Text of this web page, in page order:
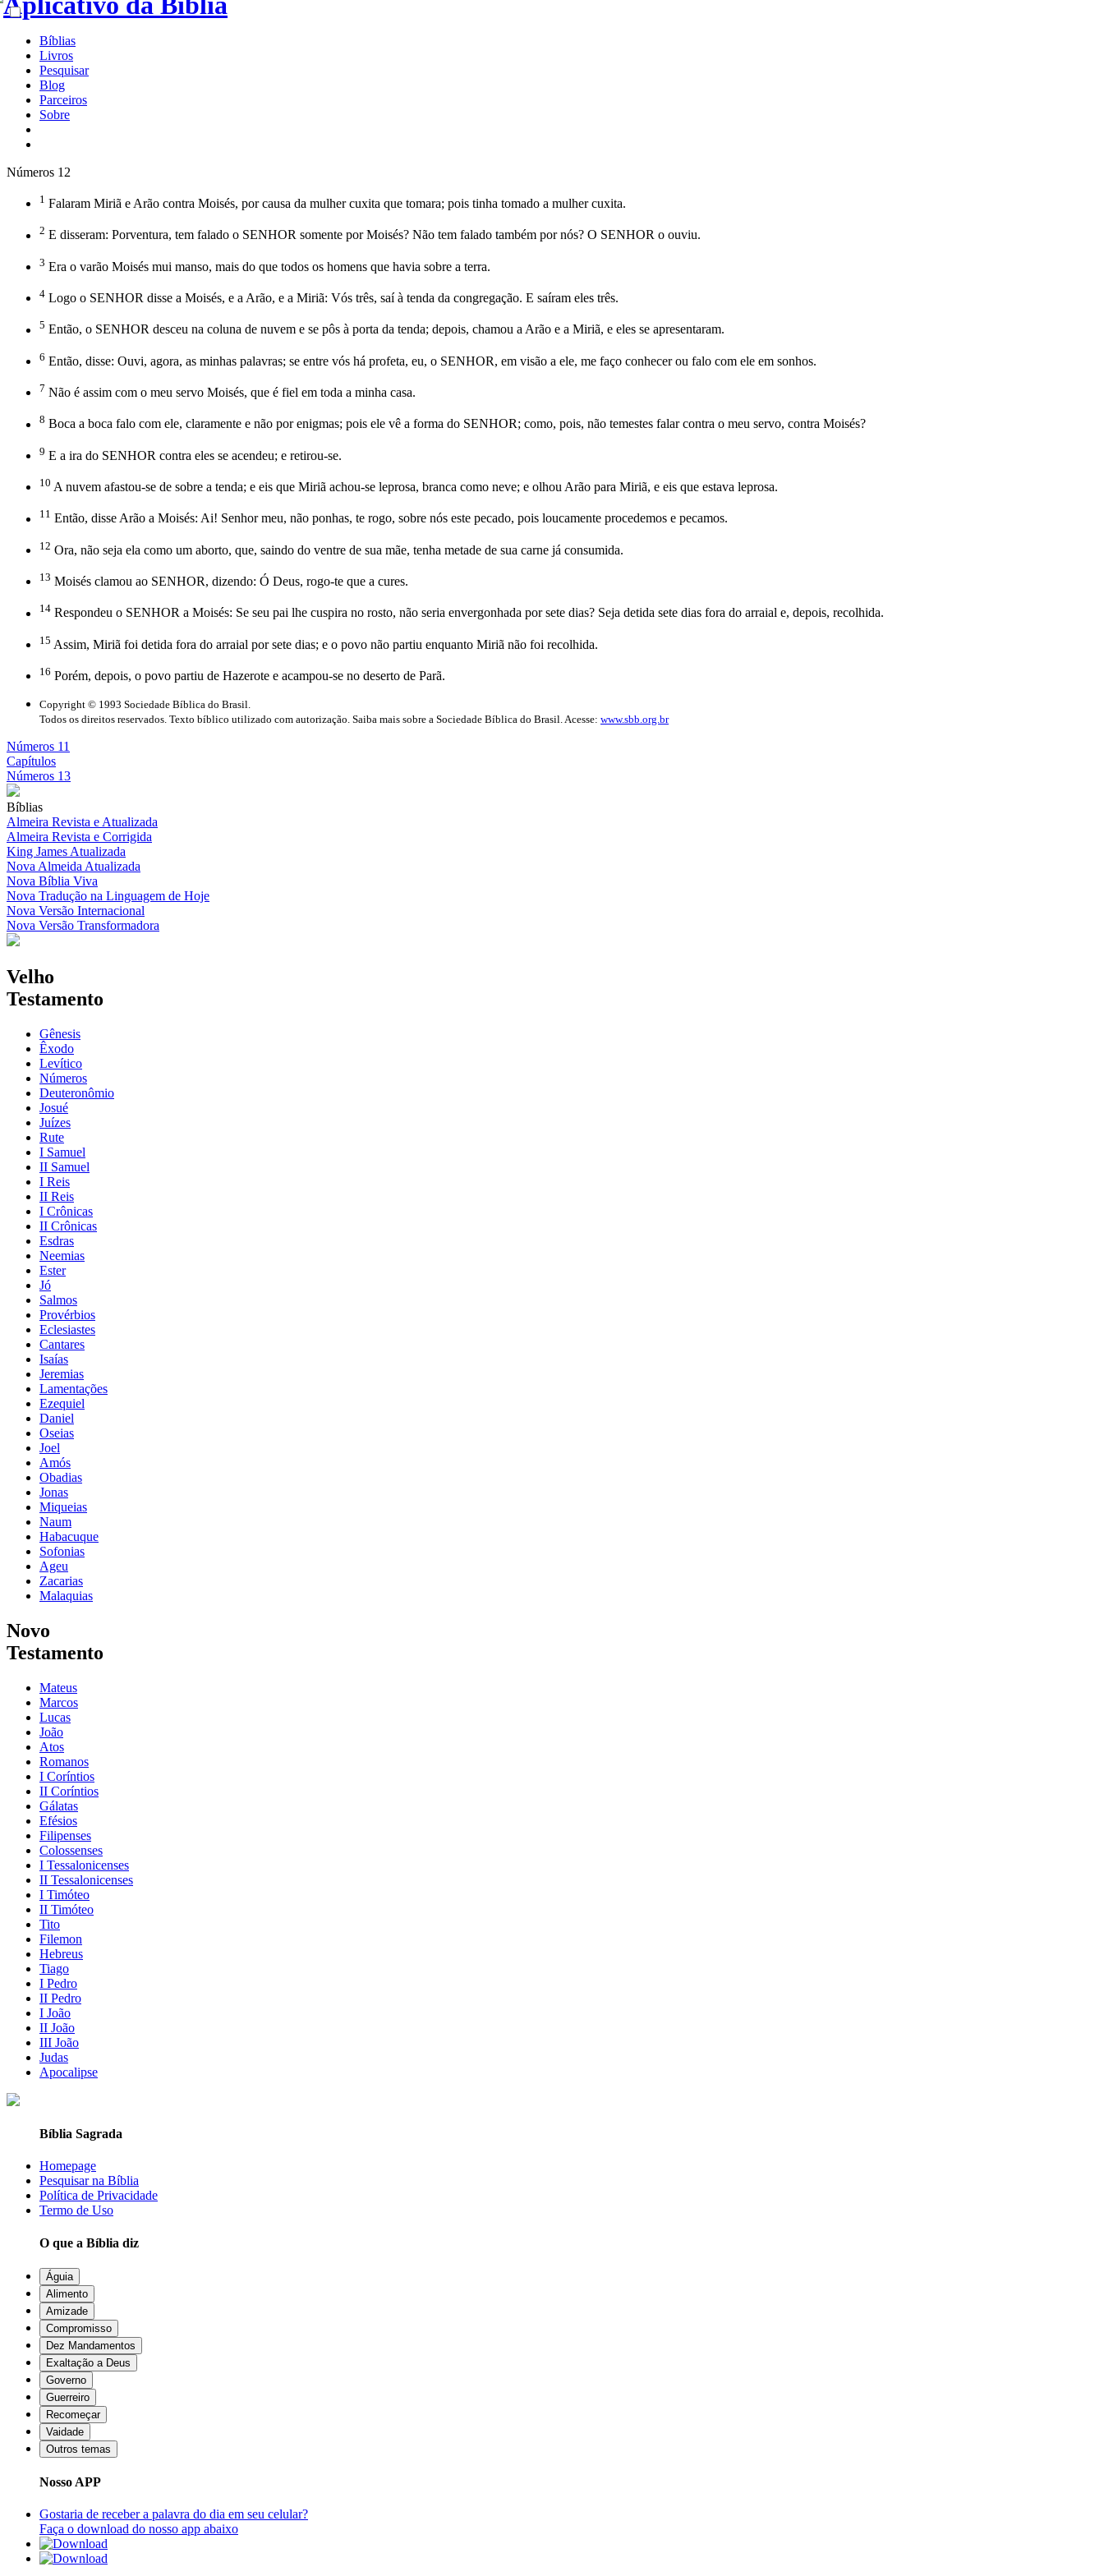
Bíblias
Livros
Pesquisar
Blog
Parceiros
Sobre
Números 12
1 Falaram Miriã e Arão contra Moisés, por causa da mulher cuxita que tomara; pois tinha tomado a mulher cuxita.
2 E disseram: Porventura, tem falado o SENHOR somente por Moisés? Não tem falado também por nós? O SENHOR o ouviu.
3 Era o varão Moisés mui manso, mais do que todos os homens que havia sobre a terra.
4 Logo o SENHOR disse a Moisés, e a Arão, e a Miriã: Vós três, saí à tenda da congregação. E saíram eles três.
5 Então, o SENHOR desceu na coluna de nuvem e se pôs à porta da tenda; depois, chamou a Arão e a Miriã, e eles se apresentaram.
6 Então, disse: Ouvi, agora, as minhas palavras; se entre vós há profeta, eu, o SENHOR, em visão a ele, me faço conhecer ou falo com ele em sonhos.
7 Não é assim com o meu servo Moisés, que é fiel em toda a minha casa.
8 Boca a boca falo com ele, claramente e não por enigmas; pois ele vê a forma do SENHOR; como, pois, não temestes falar contra o meu servo, contra Moisés?
9 E a ira do SENHOR contra eles se acendeu; e retirou-se.
10 A nuvem afastou-se de sobre a tenda; e eis que Miriã achou-se leprosa, branca como neve; e olhou Arão para Miriã, e eis que estava leprosa.
11 Então, disse Arão a Moisés: Ai! Senhor meu, não ponhas, te rogo, sobre nós este pecado, pois loucamente procedemos e pecamos.
12 Ora, não seja ela como um aborto, que, saindo do ventre de sua mãe, tenha metade de sua carne já consumida.
13 Moisés clamou ao SENHOR, dizendo: Ó Deus, rogo-te que a cures.
14 Respondeu o SENHOR a Moisés: Se seu pai lhe cuspira no rosto, não seria envergonhada por sete dias? Seja detida sete dias fora do arraial e, depois, recolhida.
15 Assim, Miriã foi detida fora do arraial por sete dias; e o povo não partiu enquanto Miriã não foi recolhida.
16 Porém, depois, o povo partiu de Hazerote e acampou-se no deserto de Parã.
Copyright © 1993 Sociedade Bíblica do Brasil.
Todos os direitos reservados. Texto bíblico utilizado com autorização. Saiba mais sobre a Sociedade Bíblica do Brasil. Acesse: www.sbb.org.br
Números 11
Capítulos
Números 13
Bíblias
Almeira Revista e Atualizada
Almeira Revista e Corrigida
King James Atualizada
Nova Almeida Atualizada
Nova Bíblia Viva
Nova Tradução na Linguagem de Hoje
Nova Versão Internacional
Nova Versão Transformadora
Velho
Testamento
Gênesis
Êxodo
Levítico
Números
Deuteronômio
Josué
Juízes
Rute
I Samuel
II Samuel
I Reis
II Reis
I Crônicas
II Crônicas
Esdras
Neemias
Ester
Jó
Salmos
Provérbios
Eclesiastes
Cantares
Isaías
Jeremias
Lamentações
Ezequiel
Daniel
Oseias
Joel
Amós
Obadias
Jonas
Miqueias
Naum
Habacuque
Sofonias
Ageu
Zacarias
Malaquias
Novo
Testamento
Mateus
Marcos
Lucas
João
Atos
Romanos
I Coríntios
II Coríntios
Gálatas
Efésios
Filipenses
Colossenses
I Tessalonicenses
II Tessalonicenses
I Timóteo
II Timóteo
Tito
Filemon
Hebreus
Tiago
I Pedro
II Pedro
I João
II João
III João
Judas
Apocalipse
Bíblia Sagrada
Homepage
Pesquisar na Bíblia
Política de Privacidade
Termo de Uso
O que a Bíblia diz
Águia
Alimento
Amizade
Compromisso
Dez Mandamentos
Exaltação a Deus
Governo
Guerreiro
Recomeçar
Vaidade
Outros temas
Nosso APP
Gostaria de receber a palavra do dia em seu celular?
Faça o download do nosso app abaixo